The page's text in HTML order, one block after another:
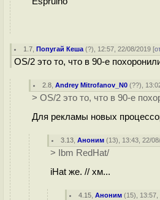
1.7 ,Попугай Кеша (?), 12:57, 22/08/2019 [
OS/2 это то, что в 90-е
2.8 ,Andrey Mitrofanov_N0 (??),
> OS/2 это то, что в 90-е
Для рекламы новых
3.13 ,Аноним (13), 13:43, 22/
> Ibm RedHat/
iHat же. // хм...
4.15 ,Аноним (15), 13:57,